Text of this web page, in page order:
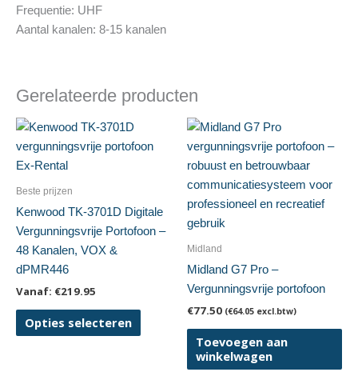
Frequentie: UHF
Aantal kanalen: 8-15 kanalen
Gerelateerde producten
Beste prijzen
Kenwood TK-3701D Digitale
Vergunningsvrije Portofoon –
48 Kanalen, VOX &
dPMR446
Vanaf: €219.95
Opties selecteren
Dit
product
meerdere
Midland
Midland G7 Pro –
Vergunningsvrije portofoon
€77.50 (€64.05 excl.btw)
Toevoegen aan
winkelwagen